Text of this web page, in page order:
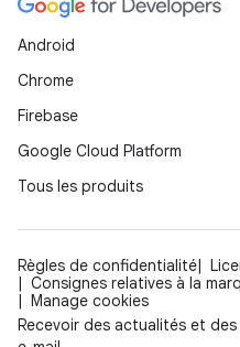
Android
Chrome
Firebase
Google Cloud Platform
Tous les produits
Règles de confidentialité
Consignes relatives à la
Manage cookies
Recevoir des actualités et